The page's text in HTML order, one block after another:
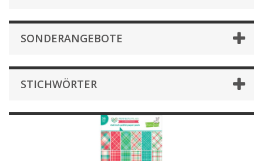
SONDERANGEBOTE
STICHWÖRTER